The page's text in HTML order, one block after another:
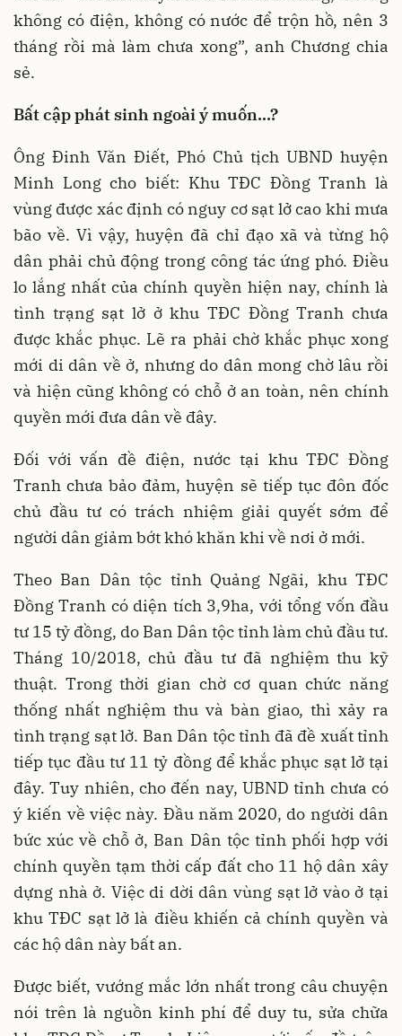
không có điện, không có nước để trộn hồ, nên 3
tháng rồi mà làm chưa xong”, anh Chương chia
sẻ.
Bất cập phát sinh ngoài ý muốn…?
Ông Đinh Văn Điết, Phó Chủ tịch UBND huyện
Minh Long cho biết: Khu TĐC Đồng Tranh là
vùng được xác định có nguy cơ sạt lở cao khi mưa
bão về. Vì vậy, huyện đã chỉ đạo xã và từng hộ
dân phải chủ động trong công tác ứng phó. Điều
lo lắng nhất của chính quyền hiện nay, chính là
tình trạng sạt lở ở khu TĐC Đồng Tranh chưa
được khắc phục. Lẽ ra phải chờ khắc phục xong
mới di dân về ở, nhưng do dân mong chờ lâu rồi
và hiện cũng không có chỗ ở an toàn, nên chính
quyền mới đưa dân về đây.
Đối với vấn đề điện, nước tại khu TĐC Đồng
Tranh chưa bảo đảm, huyện sẽ tiếp tục đôn đốc
chủ đầu tư có trách nhiệm giải quyết sớm để
người dân giảm bớt khó khăn khi về nơi ở mới.
Theo Ban Dân tộc tỉnh Quảng Ngãi, khu TĐC
Đồng Tranh có diện tích 3,9ha, với tổng vốn đầu
tư 15 tỷ đồng, do Ban Dân tộc tỉnh làm chủ đầu tư.
Tháng 10/2018, chủ đầu tư đã nghiệm thu kỹ
thuật. Trong thời gian chờ cơ quan chức năng
thống nhất nghiệm thu và bàn giao, thì xảy ra
tình trạng sạt lở. Ban Dân tộc tỉnh đã đề xuất tỉnh
tiếp tục đầu tư 11 tỷ đồng để khắc phục sạt lở tại
đây. Tuy nhiên, cho đến nay, UBND tỉnh chưa có
ý kiến về việc này. Đầu năm 2020, do người dân
bức xúc về chỗ ở, Ban Dân tộc tỉnh phối hợp với
chính quyền tạm thời cấp đất cho 11 hộ dân xây
dựng nhà ở. Việc di dời dân vùng sạt lở vào ở tại
khu TĐC sạt lở là điều khiến cả chính quyền và
các hộ dân này bất an.
Được biết, vướng mắc lớn nhất trong câu chuyện
nói trên là nguồn kinh phí để duy tu, sửa chữa